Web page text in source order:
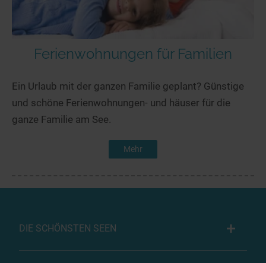
Ferienwohnungen für Familien
Ein Urlaub mit der ganzen Familie geplant? Günstige
und schöne Ferienwohnungen- und häuser für die
ganze Familie am See.
Mehr
DIE SCHÖNSTEN SEEN